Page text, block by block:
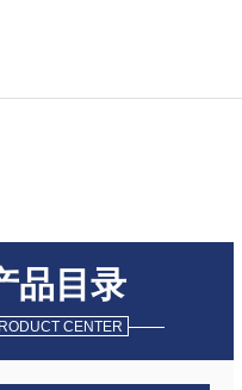
品目录
CENTER